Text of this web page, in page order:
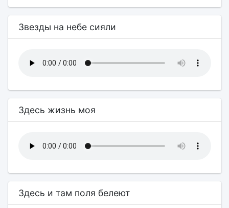
Звезды на небе сияли
Здесь жизнь моя
Здесь и там поля белеют